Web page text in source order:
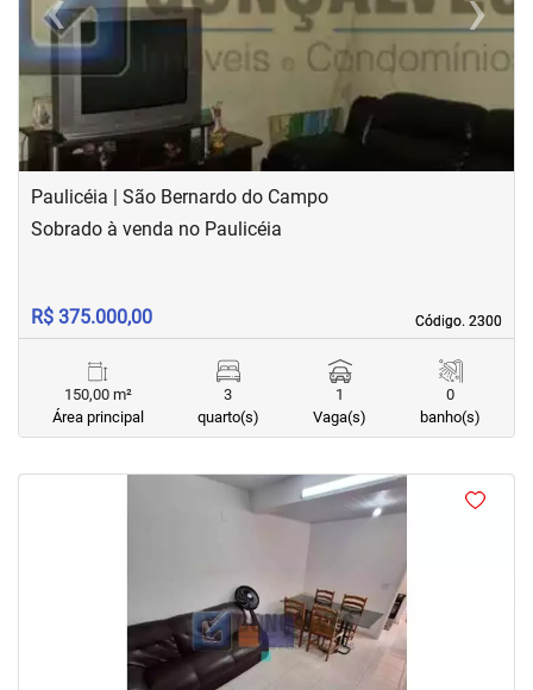
Previous Next
Paulicéia | São Bernardo do Campo
Código. 2300
Código. 2300
Sobrado à venda no Paulicéia
R$ 375.000,00
150,00 m²
Área principal
3
quarto(s)
1
Vaga(s)
0
banho(s)